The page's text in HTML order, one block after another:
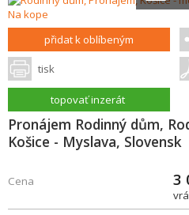
přidat k oblíbeným
tisk
topovať inzerát
Pronájem Rodinný dům,
Košice - Myslava, Slovensk
Cena 3